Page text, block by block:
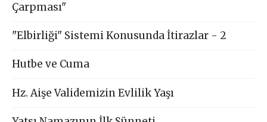
Çarpması"
"Elbirliği" Sistemi Konusunda İtirazlar - 2
Hutbe ve Cuma
Hz. Aişe Validemizin Evlilik Yaşı